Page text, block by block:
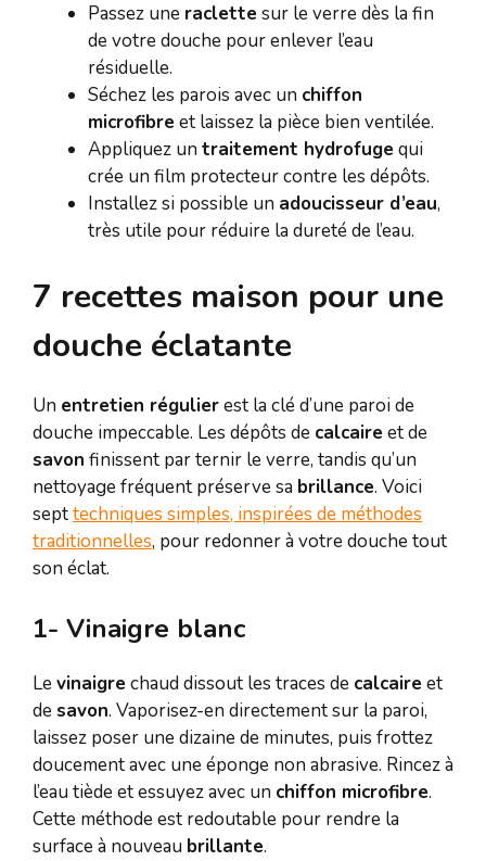
Passez une raclette sur le verre dès la fin
de votre douche pour enlever l’eau
résiduelle.
Séchez les parois avec un chiffon
microfibre et laissez la pièce bien ventilée.
Appliquez un traitement hydrofuge qui
crée un film protecteur contre les dépôts.
Installez si possible un adoucisseur d’eau,
très utile pour réduire la dureté de l’eau.
7 recettes maison pour une
douche éclatante
Un entretien régulierest la clé d’une paroi de
douche impeccable. Les dépôts de calcaire et de
savon finissent par ternir le verre, tandis qu’un
nettoyage fréquent préserve sa brillance. Voici
septtechniques simples, inspirées de méthodes
traditionnelles, pour redonner à votre douche tout
son éclat.
1- Vinaigre blanc
Levinaigre chaud dissout les traces de calcaire et
desavon. Vaporisez-en directement sur la paroi,
laissez poser une dizaine de minutes, puis frottez
doucement avec une éponge non abrasive. Rincez à
l’eau tiède et essuyez avec un chiffon microfibre.
Cette méthode est redoutable pour rendre la
surface à nouveau brillante.